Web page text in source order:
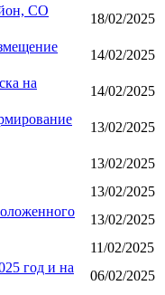
СО
18/02/2025
14/02/2025
на
14/02/2025
13/02/2025
13/02/2025
13/02/2025
13/02/2025
11/02/2025
год и на
06/02/2025